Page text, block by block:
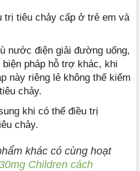
trị tiêu chảy cấp ở trẻ em và
nước điện giải đường uống,
pháp hỗ trợ khác, khi
này riêng lẻ không thể kiểm
chảy.
khi có thể điều trị
chảy.
khác có cùng hoạt
Children cách